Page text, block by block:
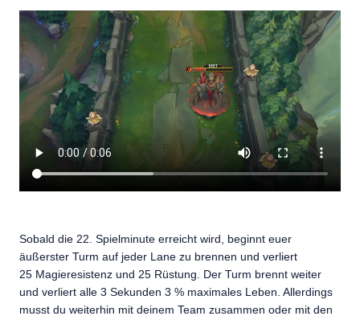
Sobald die 22. Spielminute erreicht wird, beginnt euer
äußerster Turm auf jeder Lane zu brennen und verliert
25 Magieresistenz und 25 Rüstung. Der Turm brennt weiter
und verliert alle 3 Sekunden 3 % maximales Leben. Allerdings
musst du weiterhin mit deinem Team zusammen oder mit den